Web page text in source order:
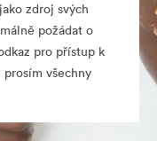
zdroj svých
požádat o
pro přístup k
všechny